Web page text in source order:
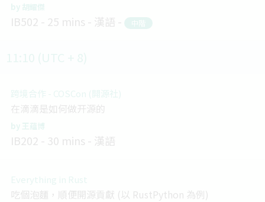
胡耀傑
IB502 25 mins 漢語 中階
跨境合作 - COSCon (開源社)
在滴滴是如何做开源的
王蕴博
IB202 30 mins 漢語
Everything in Rust
吃個泡麵，順便開源貢獻 (以 RustPython 為例)